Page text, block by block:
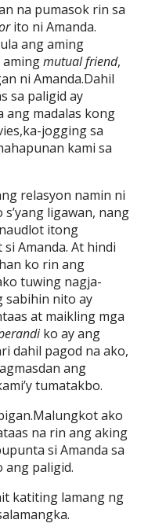
na pumasok rin sa
ito ni Amanda.
ang aming
amingmutual friend,
ni Amanda.Dahil
sa paligid ay
ang madalas kong
jogging sa
kami sa
relasyon namin ni
ligawan, nang
itong
Amanda. At hindi
ko rin ang
tuwing nagja-
sabihin nito ay
at maikling mga
ko ay ang
dahil pagod na ako,
ang
tumatakbo.
ako
na rin ang aking
si Amanda sa
ang paligid.
katiting lamang ng